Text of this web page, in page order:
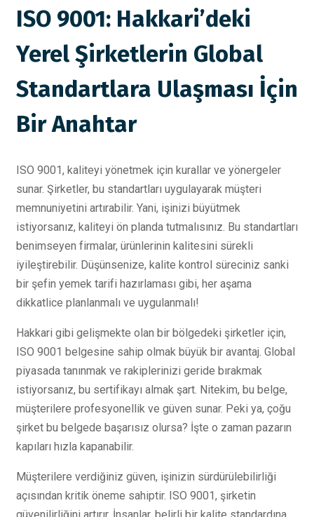
ISO 9001: Hakkari’deki
Yerel Şirketlerin Global
Standartlara Ulaşması İçin
Bir Anahtar
ISO 9001, kaliteyi yönetmek için kurallar ve yönergeler
sunar. Şirketler, bu standartları uygulayarak müşteri
memnuniyetini artırabilir. Yani, işinizi büyütmek
istiyorsanız, kaliteyi ön planda tutmalısınız. Bu standartları
benimseyen firmalar, ürünlerinin kalitesini sürekli
iyileştirebilir. Düşünsenize, kalite kontrol süreciniz sanki
bir şefin yemek tarifi hazırlaması gibi, her aşama
dikkatlice planlanmalı ve uygulanmalı!
Hakkari gibi gelişmekte olan bir bölgedeki şirketler için,
ISO 9001 belgesine sahip olmak büyük bir avantaj. Global
piyasada tanınmak ve rakiplerinizi geride bırakmak
istiyorsanız, bu sertifikayı almak şart. Nitekim, bu belge,
müşterilere profesyonellik ve güven sunar. Peki ya, çoğu
şirket bu belgede başarısız olursa? İşte o zaman pazarın
kapıları hızla kapanabilir.
Müşterilere verdiğiniz güven, işinizin sürdürülebilirliği
açısından kritik öneme sahiptir. ISO 9001, şirketin